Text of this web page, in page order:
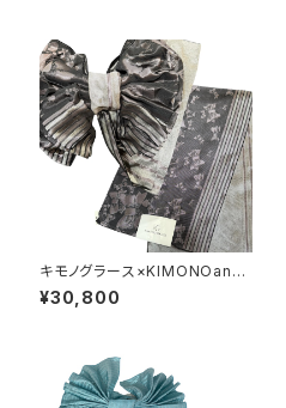
キモノグラース×KIMONOann
e.×宇野亞喜良 コラボ兵児帯 K
IMONOanne.vol7掲載 Ribb
¥30,800